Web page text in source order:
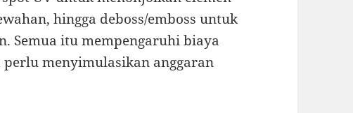
hingga deboss/emboss untuk
Semua itu mempengaruhi biaya
menyimulasikan anggaran